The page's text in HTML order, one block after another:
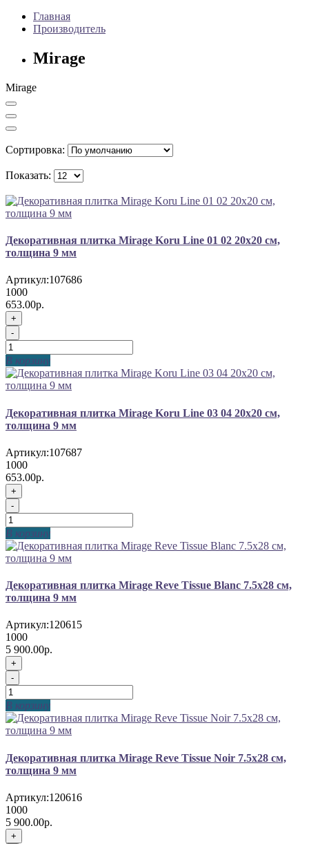
Главная
Производитель
Mirage
Mirage
Сортировка:
Показать:
Декоративная плитка Mirage Koru Line 01 02 20x20 см,
толщина 9 мм
Артикул:107686
1000
653.00р.
+
-
В корзину
Декоративная плитка Mirage Koru Line 03 04 20x20 см,
толщина 9 мм
Артикул:107687
1000
653.00р.
+
-
В корзину
Декоративная плитка Mirage Reve Tissue Blanc 7.5x28 см,
толщина 9 мм
Артикул:120615
1000
5 900.00р.
+
-
В корзину
Декоративная плитка Mirage Reve Tissue Noir 7.5x28 см,
толщина 9 мм
Артикул:120616
1000
5 900.00р.
+